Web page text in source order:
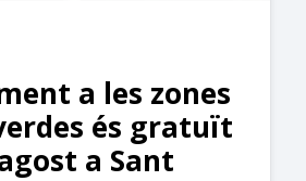
a les zones
és gratuït
a Sant